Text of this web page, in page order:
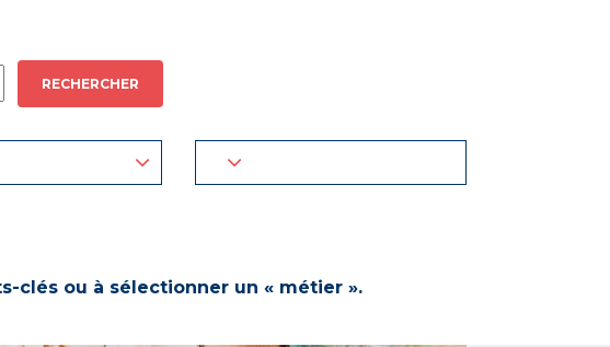
RECHERCHER
clés ou à sélectionner un « métier ».